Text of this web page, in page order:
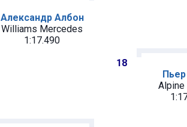
Александр Албон
Williams Mercedes
1:17.490
18
Пьер
Alpine